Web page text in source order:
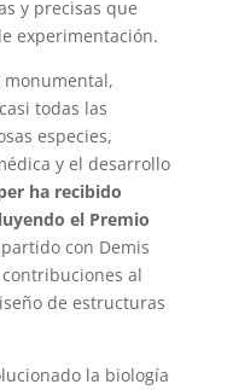
y precisas que
experimentación.
monumental,
todas las
especies,
y el desarrollo
ha recibido
el Premio
con Demis
al
de estructuras
la biología